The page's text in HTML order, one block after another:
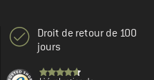
Droit de retour de 100
jours